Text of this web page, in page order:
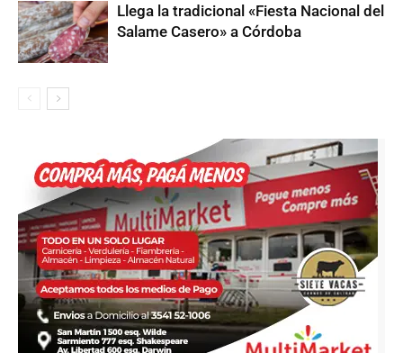
Llega la tradicional «Fiesta Nacional del
Salame Casero» a Córdoba